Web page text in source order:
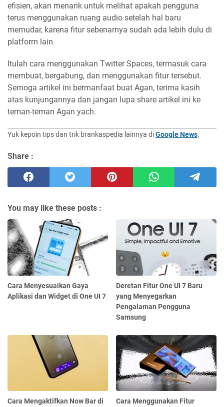
efisien, akan menarik untuk melihat apakah pengguna
terus menggunakan ruang audio setelah hal baru
memudar, karena fitur sebenarnya sudah ada lebih dulu di
platform lain.
Itulah cara menggunakan Twitter Spaces, termasuk cara
membuat, bergabung, dan menggunakan fitur tersebut.
Semoga artikel ini bermanfaat buat Agan, terima kasih
atas kunjungannya dan jangan lupa share artikel ini ke
teman-teman Agan yach.
Yuk kepoin tips dan trik brankaspedia lainnya diGoogle News.
Share :
You may like these posts :
Cara Menyesuaikan Gaya
Aplikasi dan Widget di One UI 7
Deretan Fitur One UI 7 Baru
yang Menyegarkan
Pengalaman Pengguna
Samsung
Cara Mengaktifkan Now Bar di
Cara Menggunakan Fitur